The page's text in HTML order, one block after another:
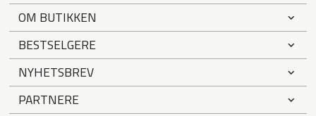
OM BUTIKKEN
BESTSELGERE
NYHETSBREV
PARTNERE